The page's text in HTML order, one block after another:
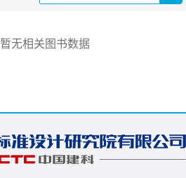
暂无相关图书数据